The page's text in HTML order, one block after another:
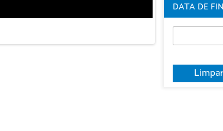
DATA DE FIN
de